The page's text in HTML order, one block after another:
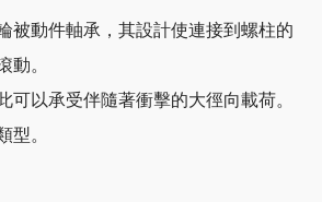
被動件軸承，其設計使連接到螺柱的
動。
可以承受伴隨著衝擊的大徑向載荷。
型。